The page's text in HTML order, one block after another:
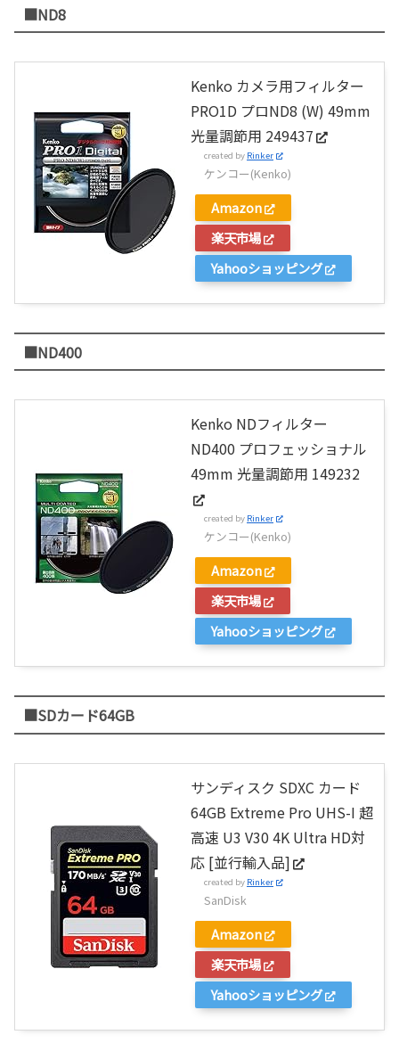
■ND8
Kenko カメラ用フィルター
PRO1D プロND8 (W) 49mm
光量調節用 249437
created by Rinker
ケンコー(Kenko)
Amazon
楽天市場
Yahooショッピング
■ND400
Kenko NDフィルター
ND400 プロフェッショナル
49mm 光量調節用 149232
created by Rinker
ケンコー(Kenko)
Amazon
楽天市場
Yahooショッピング
■SDカード64GB
サンディスク SDXC カード
64GB Extreme Pro UHS-I 超
高速 U3 V30 4K Ultra HD対
応 [並行輸入品]
created by Rinker
SanDisk
Amazon
楽天市場
Yahooショッピング